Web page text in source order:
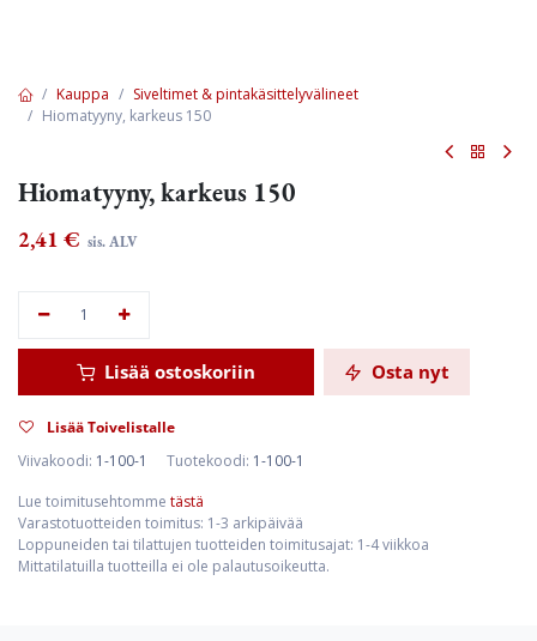
Kauppa
Siveltimet & pintakäsittelyvälineet
Hiomatyyny, karkeus 150
Hiomatyyny, karkeus 150
2,41 € sis. ALV
Lisää ostoskoriin Osta nyt
Lisää Toivelistalle
Viivakoodi: 1-100-1 Tuotekoodi: 1-100-1
Lue toimitusehtomme tästä
Varastotuotteiden toimitus: 1-3 arkipäivää
Loppuneiden tai tilattujen tuotteiden toimitusajat: 1-4 viikkoa
Mittatilatuilla tuotteilla ei ole palautusoikeutta.